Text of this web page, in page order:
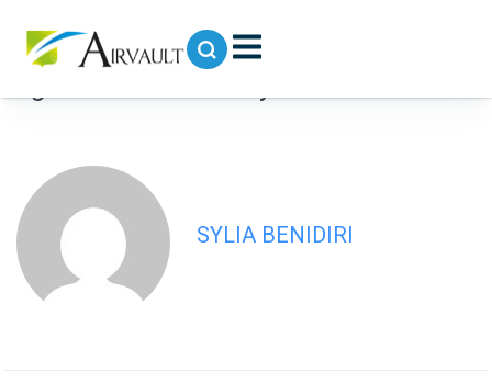
DEL2025-090 – Mise à disposition d’un
SYLIA BENIDIRI